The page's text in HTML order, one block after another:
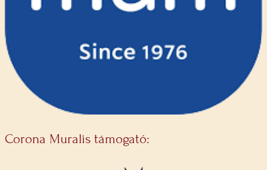
Corona Muralis támogató: